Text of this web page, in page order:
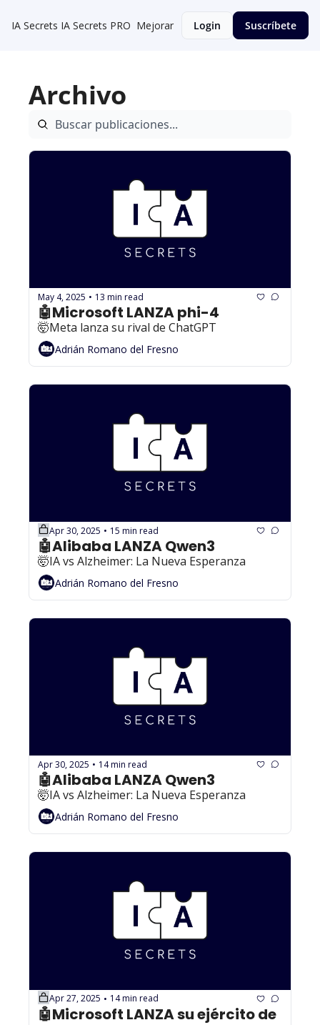
IA Secrets IA Secrets PRO Mejorar Login Suscríbete
Archivo
May 4, 2025 • 13 min read
🤖Microsoft LANZA phi-4
🤯Meta lanza su rival de ChatGPT
Adrián Romano del Fresno
Apr 30, 2025 • 15 min read
🤯IA vs Alzheimer: La Nueva Esperanza
Adrián Romano del Fresno
Apr 30, 2025 • 14 min read
🤖Alibaba LANZA Qwen3
🤯IA vs Alzheimer: La Nueva Esperanza
Adrián Romano del Fresno
Apr 27, 2025 • 14 min read
🤖Microsoft LANZA su ejército de